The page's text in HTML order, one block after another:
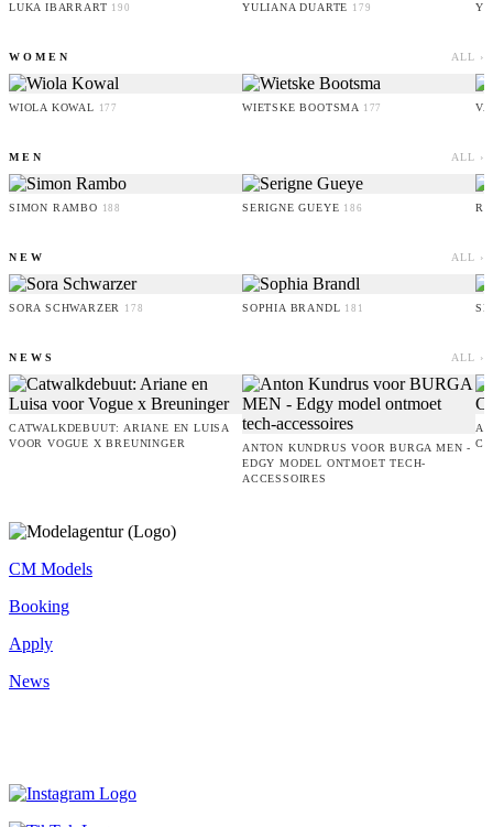
LUKA IBARRART 190 YULIANA DUARTE 179
WOMEN ALL ›
WIOLA KOWAL 177 WIETSKE BOOTSMA 177
MEN ALL ›
SIMON RAMBO 188 SERIGNE GUEYE 186
NEW ALL ›
SORA SCHWARZER 178 SOPHIA BRANDL 181
NEWS ALL ›
CATWALKDEBUUT: ARIANE EN LUISA
VOOR VOGUE X BREUNINGER
ANTON KUNDRUS VOOR BURGA MEN -
EDGY MODEL ONTMOET TECH-
ACCESSOIRES
CM Models
Booking
Apply
News